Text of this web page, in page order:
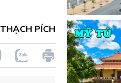
THẠCH PÍCH